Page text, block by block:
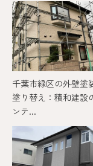
千葉市緑区の外壁塗
塗り替え：積和建設
ンテ...